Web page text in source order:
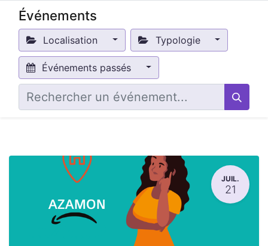
Événements
Localisation Typologie
Événements passés
JUIL.
21